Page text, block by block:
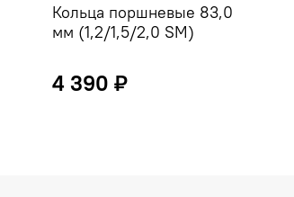
Кольца поршневые 83,0
мм (1,2/1,5/2,0 SM)
4 390 ₽